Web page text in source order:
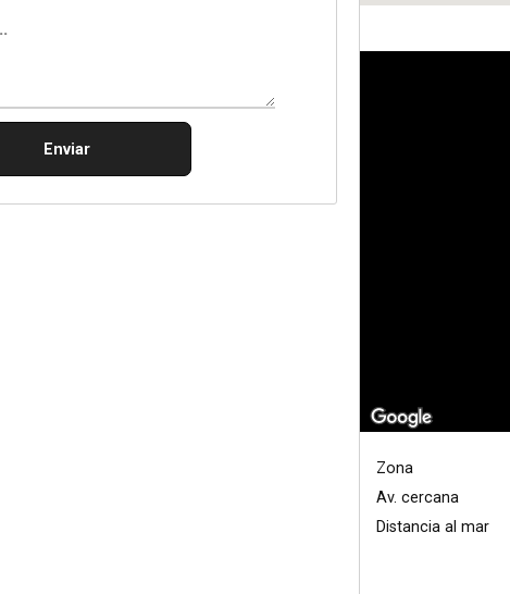
Enviar
Zona
Av. cercana
Distancia al mar